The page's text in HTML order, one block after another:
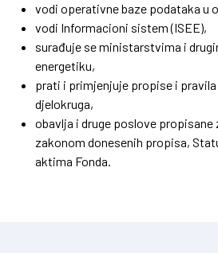
vodi operativne baze podataka u
vodi Informacioni sistem (ISEE),
surađuje se ministarstvima i
energetiku,
prati i primjenjuje propise i
djelokruga,
obavlja i druge poslove propisane
zakonom donesenih propisa,
aktima Fonda.